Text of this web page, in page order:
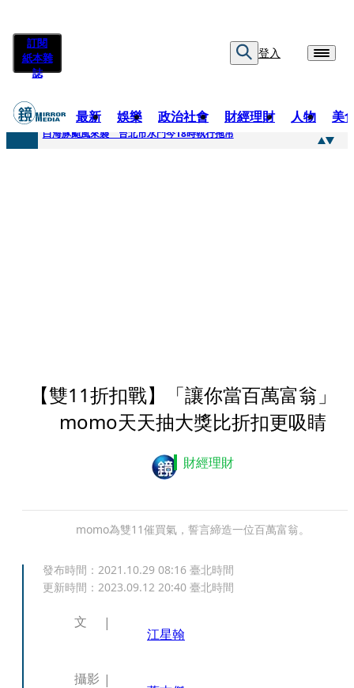
訂閱
紙本雜
誌
登入
最新 娛樂 政治社會 財經理財 人物 美
快訊
白海豚颱風來襲 台北市水門今18時執行拖吊
【雙11折扣戰】「讓你當百萬富翁
momo天天抽大獎比折扣更吸睛
財經理財
momo為雙11催買氣，誓言締造一位百萬富翁。
發布時間： 2021.10.29 08:16 臺北時間
更新時間： 2023.09.12 20:40 臺北時間
文
江星翰
攝影